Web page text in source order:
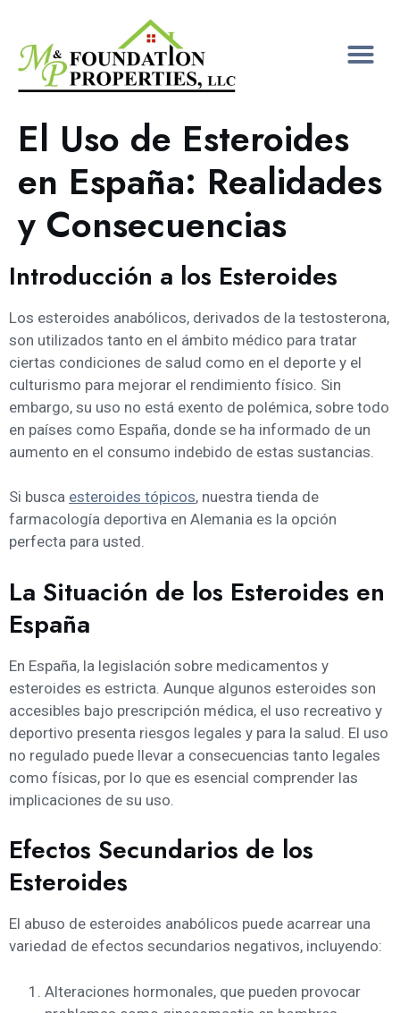
El Uso de Esteroides
en España: Realidades
y Consecuencias
Introducción a los Esteroides
Los esteroides anabólicos, derivados de la testosterona,
son utilizados tanto en el ámbito médico para tratar
ciertas condiciones de salud como en el deporte y el
culturismo para mejorar el rendimiento físico. Sin
embargo, su uso no está exento de polémica, sobre todo
en países como España, donde se ha informado de un
aumento en el consumo indebido de estas sustancias.
Si busca esteroides tópicos, nuestra tienda de
farmacología deportiva en Alemania es la opción
perfecta para usted.
La Situación de los Esteroides en
España
En España, la legislación sobre medicamentos y
esteroides es estricta. Aunque algunos esteroides son
accesibles bajo prescripción médica, el uso recreativo y
deportivo presenta riesgos legales y para la salud. El uso
no regulado puede llevar a consecuencias tanto legales
como físicas, por lo que es esencial comprender las
implicaciones de su uso.
Efectos Secundarios de los
Esteroides
El abuso de esteroides anabólicos puede acarrear una
variedad de efectos secundarios negativos, incluyendo:
Alteraciones hormonales, que pueden provocar